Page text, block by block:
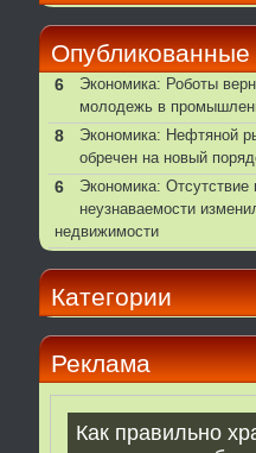
Опубликованные
6
Экономика: Роботы
молодежь в
8
Экономика: Нефтяной
обречен на новый
6
Экономика: Отсутствие
неузнаваемости
недвижимости
Категории
Реклама